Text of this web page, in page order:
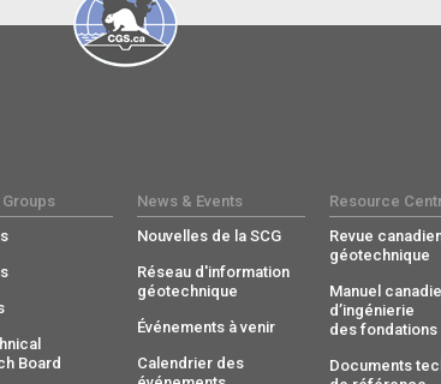
Board
News & Events
Nouvelles de la SCG
Réseau d'information
géotechnique
Événements à venir
Calendrier des
Resource
Revue
géotechnique
Manuel
d’ingénierie
des fondations
Documents